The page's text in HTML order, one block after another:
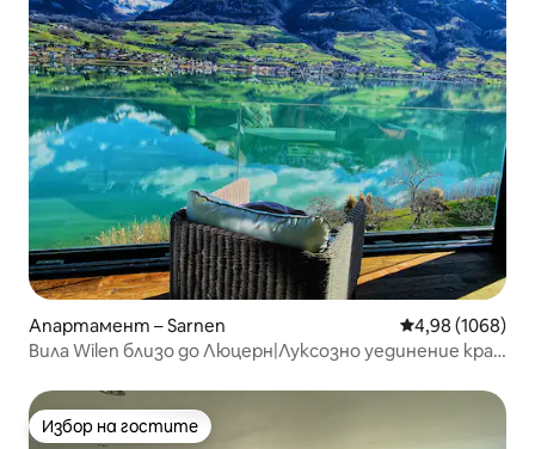
Апартамент – Sarnen Средна
4,98 (1068)
Вила Wilen близо до Люцерн|Луксозно уединение край
Избор на гостите
Избор на гостите